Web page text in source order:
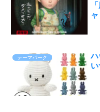
テーマパーク
ハ